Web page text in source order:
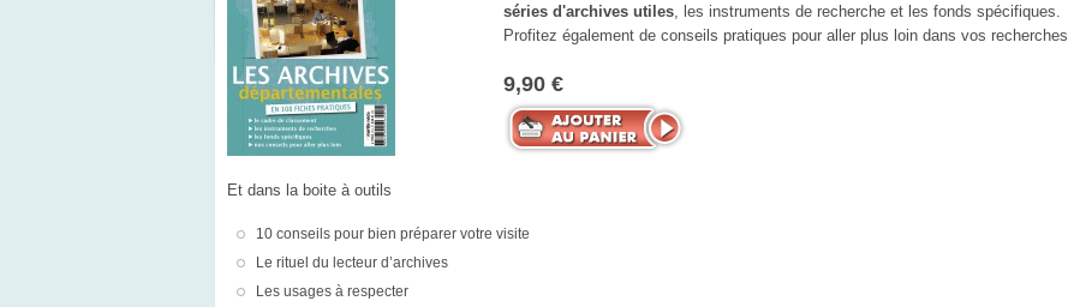
séries d'archives utiles, les instruments de recherche et les fonds spécifiques.
Profitez également de conseils pratiques pour aller plus loin dans vos recherches.
9,90 €
Et dans la boite à outils
10 conseils pour bien préparer votre visite
Le rituel du lecteur d’archives
Les usages à respecter